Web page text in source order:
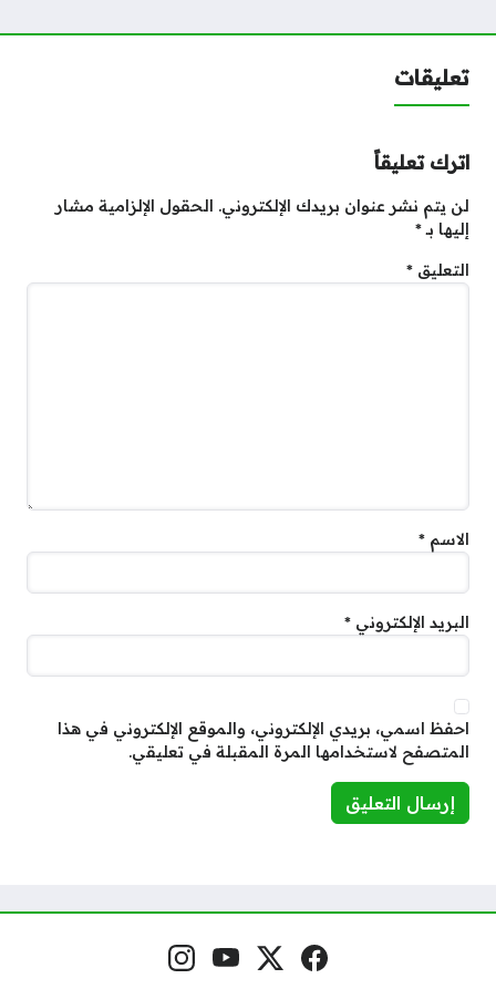
تعليقات
اترك تعليقاً
لن يتم نشر عنوان بريدك الإلكتروني. الحقول الإلزامية مشار
إليها بـ*
التعليق *
الاسم *
البريد الإلكتروني *
احفظ اسمي، بريدي الإلكتروني، والموقع الإلكتروني في هذا
المتصفح لاستخدامها المرة المقبلة في تعليقي.
مواقع التواصل فيسبوكمنصة إكس
يوتيوبإنستغرام